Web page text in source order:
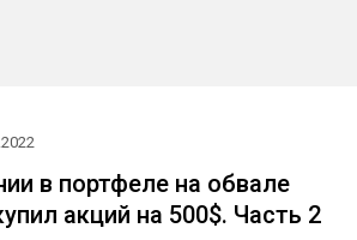
в портфеле на обвале
акций на 500$. Часть 2